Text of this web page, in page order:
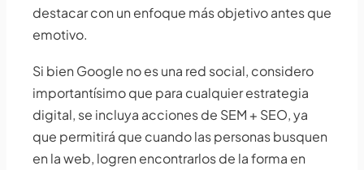
destacar con un enfoque más objetivo antes que
emotivo.
Si bien Google no es una red social, considero
importantísimo que para cualquier estrategia
digital, se incluya acciones de SEM + SEO, ya
que permitirá que cuando las personas busquen
en la web, logren encontrarlos de la forma en